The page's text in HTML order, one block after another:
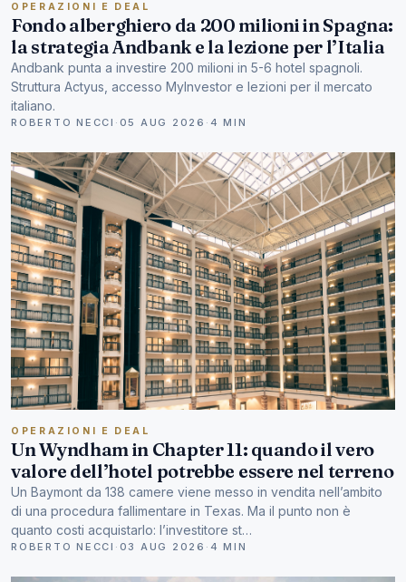
OPERAZIONI E DEAL
Fondo alberghiero da 200 milioni in Spagna:
la strategia Andbank e la lezione per l’Italia
Andbank punta a investire 200 milioni in 5-6 hotel spagnoli.
Struttura Actyus, accesso MyInvestor e lezioni per il mercato
italiano.
ROBERTO NECCI · 05 AUG 2026 · 4 MIN
OPERAZIONI E DEAL
Un Wyndham in Chapter 11: quando il vero
valore dell’hotel potrebbe essere nel terreno
Un Baymont da 138 camere viene messo in vendita nell’ambito
di una procedura fallimentare in Texas. Ma il punto non è
quanto costi acquistarlo: l’investitore st…
ROBERTO NECCI · 03 AUG 2026 · 4 MIN